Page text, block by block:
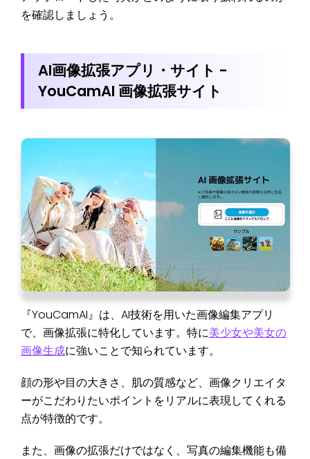
を確認しましょう。
AI画像拡張アプリ・サイト -
YouCamAI 画像拡張サイト
『YouCamAI』は、AI技術を用いた画像編集アプリ
で、画像拡張に特化しています。特に美少女や美女の
画像生成に強いことで知られています。
顔の形や目の大きさ、肌の質感など、画像クリエイタ
ーがこだわりたいポイントをリアルに表現してくれる
点が特徴的です。
また、画像の拡張だけではなく、写真の編集機能も備